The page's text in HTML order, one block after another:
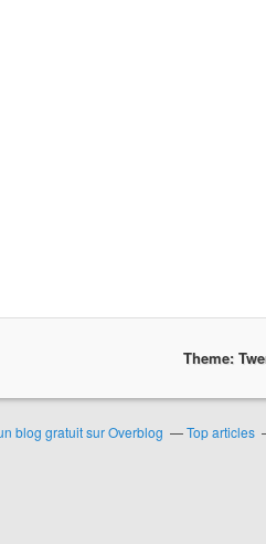
Theme:
blog gratuit sur Overblog Top articles